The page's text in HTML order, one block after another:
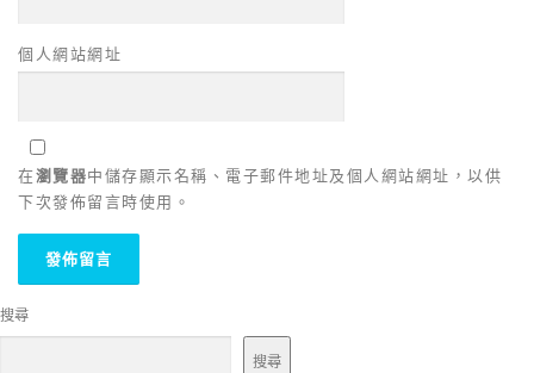
個人網站網址
在瀏覽器中儲存顯示名稱、電子郵件地址及個人網站網址，以供
下次發佈留言時使用。
搜尋
搜尋